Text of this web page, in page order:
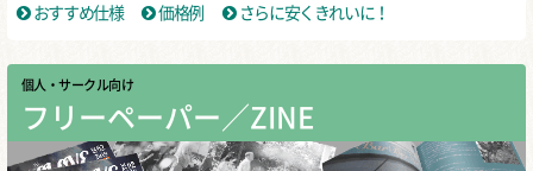
おすすめ仕様
価格例 さらに安くきれいに！
個人・サークル向け
フリーペーパー／ZINE